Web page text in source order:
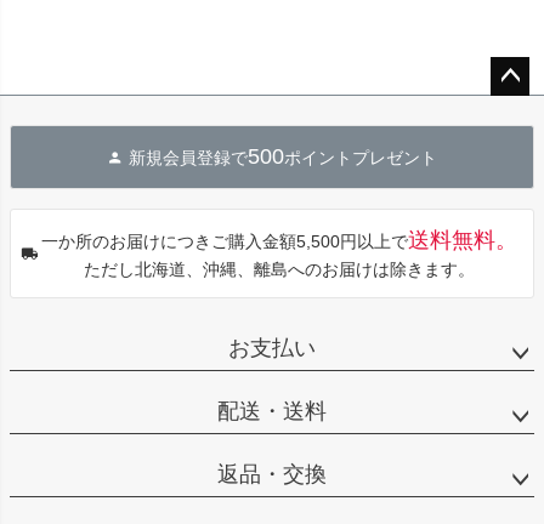
へ
新規会員登録で500ポイントプレゼント
一か所のお届けにつきご購入金額5,500円以上で送料無料。
ただし北海道、沖縄、離島へのお届けは除きます。
お支払い
配送・送料
返品・交換